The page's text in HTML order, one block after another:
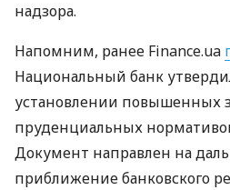
надзора.
Напомним, ранее Finance.ua
Национальный банк
установлении повышенных
пруденциальных
Документ направлен на
приближение банковского